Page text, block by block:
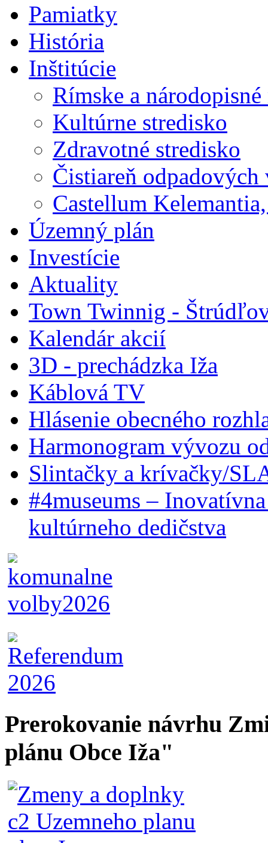
Pamiatky
História
Inštitúcie
Rímske a
Kultúrne stredisko
Zdravotné stredisko
Čistiareň odpadových
Castellum
Územný plán
Investície
Aktuality
Town Twinnig -
Kalendár akcií
3D - prechádzka Iža
Káblová TV
Hlásenie obecného
Harmonogram vývozu
Slintačky a krívačky/
#4museums –
kultúrneho dedičstva
Prerokovanie návrhu
plánu Obce Iža"